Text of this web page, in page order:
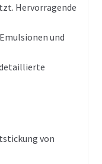
Hervorragende
und
von